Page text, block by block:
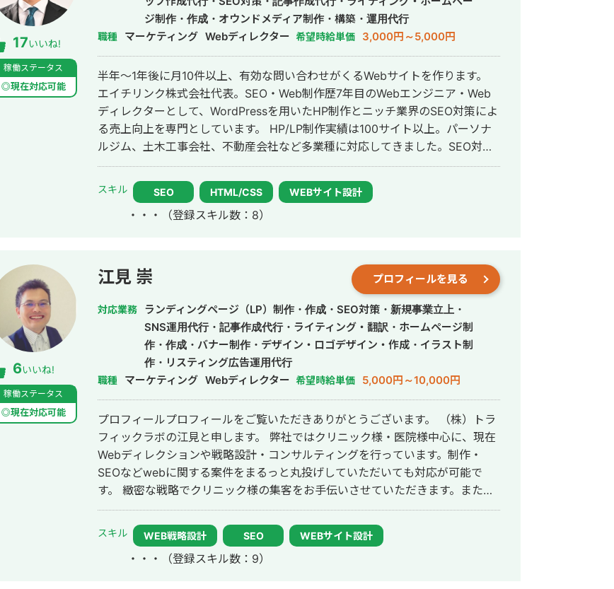
17いいね!
稼働ステータス
◎現在対応可能
ジ制作・作成・オウンドメディア制作・構築・運用代行
職種 マーケティング Webディレクター 希望時給単価 3,000円～5,000円
半年～1年後に月10件以上、有効な問い合わせがくるWebサイトを作ります。
エイチリンク株式会社代表。SEO・Web制作歴7年目のWebエンジニア・Web
ディレクターとして、WordPressを用いたHP制作とニッチ業界のSEO対策によ
る売上向上を専門としています。 HP/LP制作実績は100サイト以上。パーソナ
ルジム、土木工事会社、不動産会社など多業種に対応してきました。SEO対策
においては、ゼロから立ち上げた新規サイトをニッチ市場でサービスキーワー
ド検索1位に導き、月間1.5万PV、月商500万円の売上を実現した実績がありま
るようないわゆるデータベース型のサイトの構築も得意です。 競合が対応しき
サル日本トップリーグ）のエスポラーダ北海道、バサジィ大分でプロ選手とし
て活動しながらWeb制作の経験を積んできました（バサジィ大分在籍時は完全
プロ契約のため1年間休職）。 アスリートとしての経験で培った「やると決め
たら徹底的にやり抜く」精神で、お客様のプロジェクトに全力で取り組みま
スキル SEO HTML/CSS WEBサイト設計
・・・ （登録スキル数：8）
6いいね!
稼働ステータス
◎現在対応可能
江見 崇 プロフィールを見る
対応業務
ランディングページ（LP）制作・作成・SEO対策・新規事業立上・
SNS運用代行・記事作成代行・ライティング・翻訳・ホームページ制
作・作成・バナー制作・デザイン・ロゴデザイン・作成・イラスト制
作・リスティング広告運用代行
職種 マーケティング Webディレクター 希望時給単価 5,000円～10,000円
プロフィールプロフィールをご覧いただきありがとうございます。 （株）トラ
フィックラボの江見と申します。 弊社ではクリニック様・医院様中心に、現在
Webディレクションや戦略設計・コンサルティングを行っています。制作・
SEOなどwebに関する案件をまるっと丸投げしていただいても対応が可能で
す。 緻密な戦略でクリニック様の集客をお手伝いさせていただきます。また、
常にレスを早めに対応を心がけておりまして24時間365日対応が可能です。 実
際、弊社は地域名＋施術で上位表示が得意得意で、かなりの施術名をハックし
ています。 また、医療広告ガイドライン、薬機法にも対応した知見もあり安全
性にも対応しております。 ■実績■ ・某美容系ビックワードで圏外→10位以内
スキル WEB戦略設計 SEO WEBサイト設計
・・・ （登録スキル数：9）